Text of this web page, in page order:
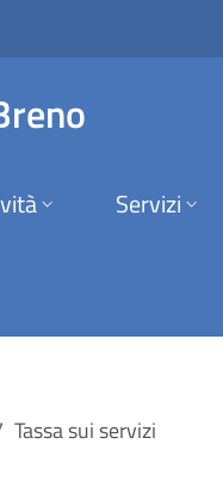
Servizi
Tassa sui servizi